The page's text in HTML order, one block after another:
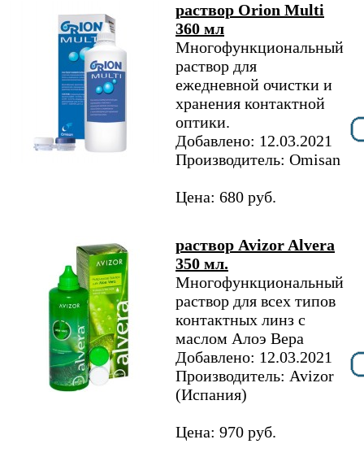
раствор Orion Multi
360 мл
Многофункциональный
раствор для
ежедневной очистки и
хранения контактной
оптики.
Добавлено: 12.03.2021
Производитель: Omisan
Цена: 680 руб.
раствор Avizor Alvera
350 мл.
Многофункциональный
раствор для всех типов
контактных линз с
маслом Алоэ Вера
Добавлено: 12.03.2021
Производитель: Avizor
(Испания)
Цена: 970 руб.